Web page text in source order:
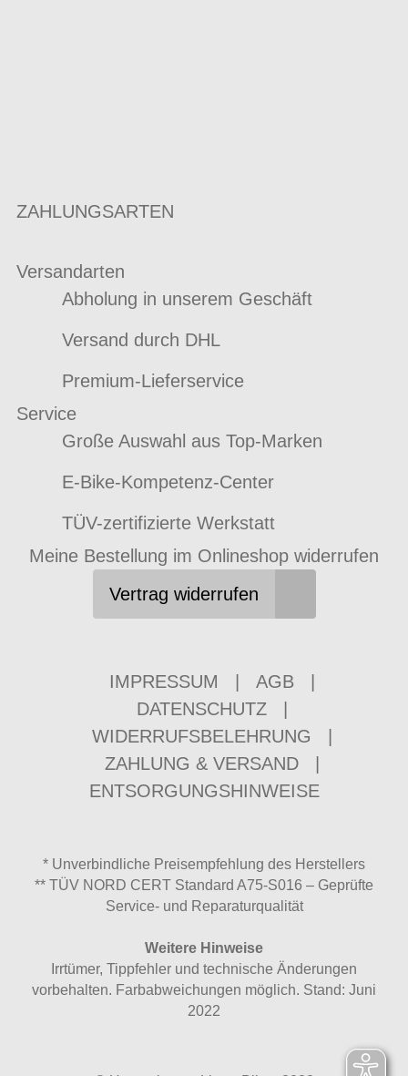
ZAHLUNGSARTEN
Versandarten
Abholung in unserem Geschäft
Versand durch DHL
Premium-Lieferservice
Service
Große Auswahl aus Top-Marken
E-Bike-Kompetenz-Center
TÜV-zertifizierte Werkstatt
Meine Bestellung im Onlineshop widerrufen
Vertrag widerrufen
IMPRESSUM AGB
DATENSCHUTZ
WIDERRUFSBELEHRUNG
ZAHLUNG & VERSAND
ENTSORGUNGSHINWEISE
* Unverbindliche Preisempfehlung des Herstellers
** TÜV NORD CERT Standard A75-S016 – Geprüfte
Service- und Reparaturqualität
Weitere Hinweise
Irrtümer, Tippfehler und technische Änderungen
vorbehalten. Farbabweichungen möglich. Stand: Juni
2022